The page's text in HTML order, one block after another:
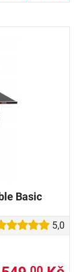
Basic
5,0